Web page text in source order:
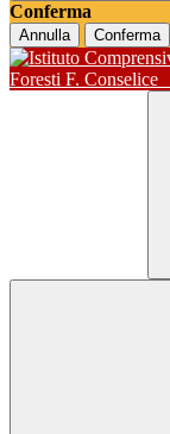
Conferma
Annulla Conferma
Foresti F. Conselice